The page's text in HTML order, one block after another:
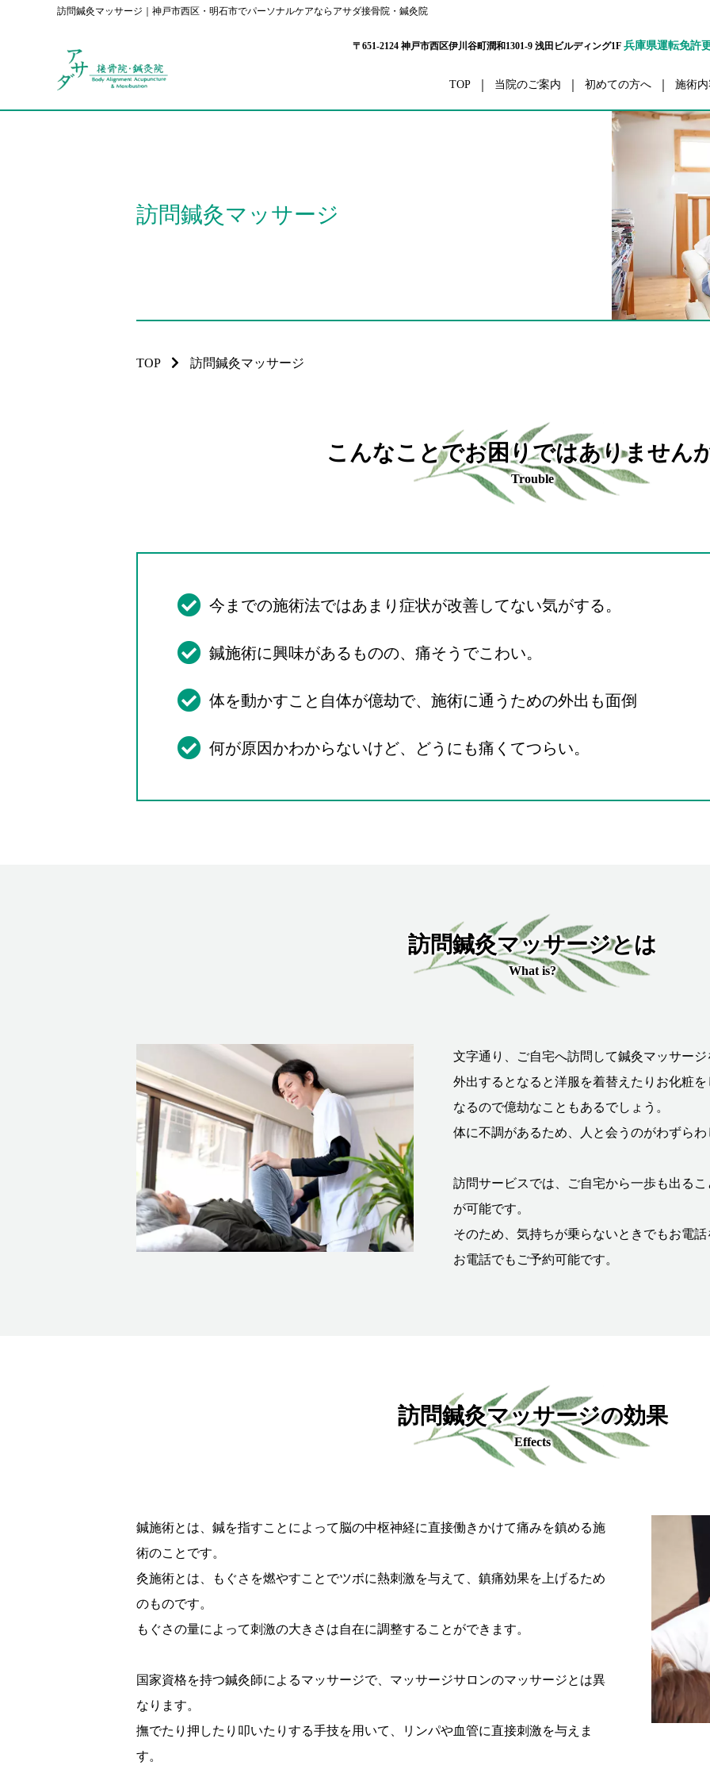
訪問鍼灸マッサージ｜神戸市西区・明石市でパーソナルケアならアサダ接骨院・鍼灸院
〒651-2124 神戸市西区伊川谷町潤和1301-9 浅田ビルディング1F 兵庫県運転免許
TOP 当院のご案内 初めての方へ 施術
五十肩・四
腰痛
膝痛
スポーツ外
訪問鍼灸マッサージ
TOP 訪問鍼灸マッサージ
こんなことでお困りではありません
Trouble
今までの施術法ではあまり症状が改善してない気がする。
鍼施術に興味があるものの、痛そうでこわい。
体を動かすこと自体が億劫で、施術に通うための外出も面倒
何が原因かわからないけど、どうにも痛くてつらい。
訪問鍼灸マッサージとは
What is?
文字通り、ご自宅へ訪問して鍼灸マッサー
外出するとなると洋服を着替えたりお化粧
なるので億劫なこともあるでしょう。
体に不調があるため、人と会うのがわずら
訪問サービスでは、ご自宅から一歩も出る
が可能です。
そのため、気持ちが乗らないときでもお電
お電話でもご予約可能です。
訪問鍼灸マッサージの効果
Effects
鍼施術とは、鍼を指すことによって脳の中枢神経に直接働きかけて痛みを鎮める施
術のことです。
灸施術とは、もぐさを燃やすことでツボに熱刺激を与えて、鎮痛効果を上げるため
のものです。
もぐさの量によって刺激の大きさは自在に調整することができます。
国家資格を持つ鍼灸師によるマッサージで、マッサージサロンのマッサージとは異
なります。
撫でたり押したり叩いたりする手技を用いて、リンパや血管に直接刺激を与えま
す。